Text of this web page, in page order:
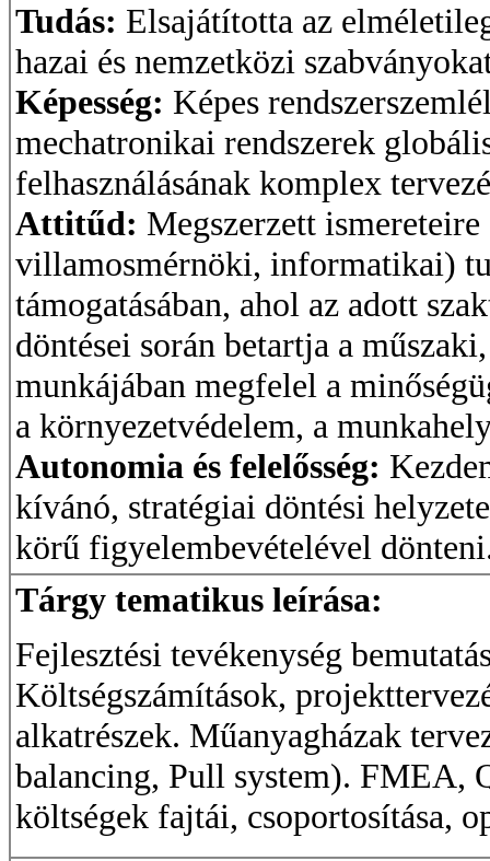
Tudás: Elsajátította az
hazai és nemzetközi
Képesség: Képes
mechatronikai rendszerek
felhasználásának komplex
Attitűd: Megszerzett
villamosmérnöki, informatikai)
támogatásában, ahol az adott
döntései során betartja a
munkájában megfelel a
a környezetvédelem, a
Autonomia és felelősség:
kívánó, stratégiai döntési
körű figyelembevételével
Tárgy tematikus leírása:
Fejlesztési tevékenység
Költségszámítások,
alkatrészek. Műanyagházak
balancing, Pull system). FMEA,
költségek fajtái, csoportosítása,